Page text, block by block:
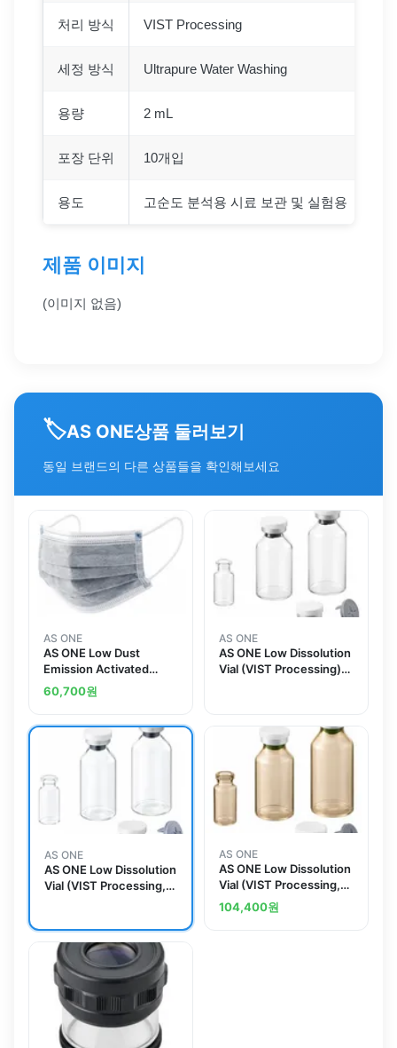
처리 방식 VIST Processing
세정 방식 Ultrapure Water Washing
용량 2 mL
포장 단위 10개입
용도 고순도 분석용 시료 보관 및 실험용
제품 이미지
(이미지 없음)
🏷️AS ONE상품 둘러보기
동일 브랜드의 다른 상품들을 확인해보세요
AS ONE
AS ONE Low Dust
Emission Activated
Carbon Mask (4-layer
Type), Regular, 50pcs
60,700원
AS ONE
AS ONE Low Dissolution
Vial (VIST Processing)
AS ONE
AS ONE Low Dissolution
Vial (VIST Processing,
Piecesand others
AS ONE
AS ONE Low Dissolution
Vial (VIST Processing,
Ultrapure Water
Washing, Gamma
104,400원